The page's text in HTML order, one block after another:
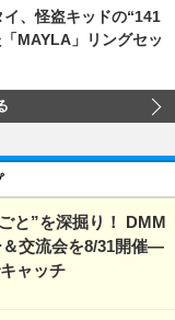
イ、怪盗キッドの“141
MAYLA」リングセッ
と”を深掘り！ DMM
交流会を8/31開催―
ャッチ